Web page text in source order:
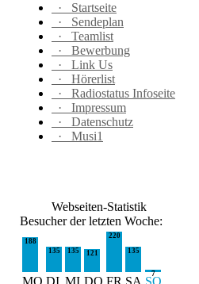
·
Startseite
·
Sendeplan
·
Teamlist
·
Bewerbung
·
Link Us
·
Hörerlist
·
Radiostatus Infoseite
·
Impressum
·
Datenschutz
·
Musi1
Webseiten-Statistik
Besucher der letzten Woche:
188
135
135 121
220
135
7
MO DI MI DO FR SA SO